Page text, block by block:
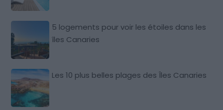
5 logements pour voir les étoiles dans les
îles Canaries
Les 10 plus belles plages des Îles Canaries